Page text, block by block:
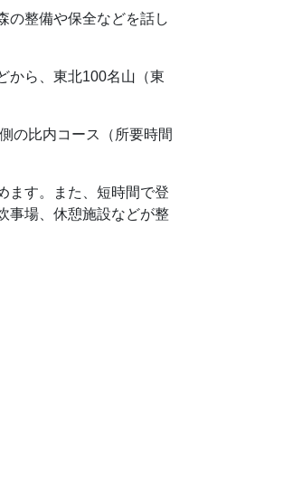
の整備や保全などを話し
から、東北100名山（東
の比内コース（所要時間
ます。また、短時間で登
事場、休憩施設などが整